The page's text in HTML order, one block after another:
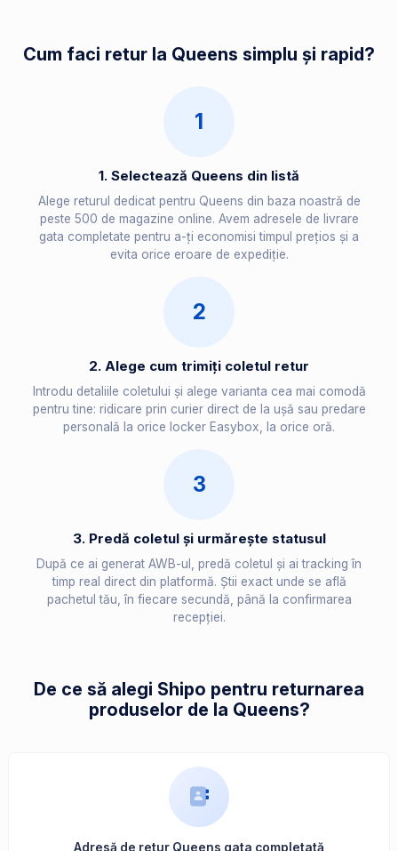
Cum faci retur la Queens simplu și rapid?
1
1. Selectează Queens din listă
Alege returul dedicat pentru Queens din baza noastră de
peste 500 de magazine online. Avem adresele de livrare
gata completate pentru a-ți economisi timpul prețios și a
evita orice eroare de expediție.
2
2. Alege cum trimiți coletul retur
Introdu detaliile coletului și alege varianta cea mai comodă
pentru tine: ridicare prin curier direct de la ușă sau predare
personală la orice locker Easybox, la orice oră.
3
3. Predă coletul și urmărește statusul
După ce ai generat AWB-ul, predă coletul și ai tracking în
timp real direct din platformă. Știi exact unde se află
pachetul tău, în fiecare secundă, până la confirmarea
recepției.
De ce să alegi Shipo pentru returnarea
produselor de la Queens?
Adresă de retur Queens gata completată